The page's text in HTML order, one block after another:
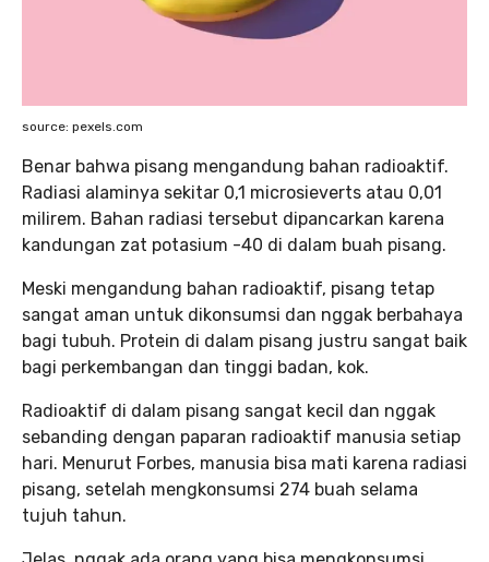
source: pexels.com
Benar bahwa pisang mengandung bahan radioaktif.
Radiasi alaminya sekitar 0,1 microsieverts atau 0,01
milirem. Bahan radiasi tersebut dipancarkan karena
kandungan zat potasium -40 di dalam buah pisang.
Meski mengandung bahan radioaktif, pisang tetap
sangat aman untuk dikonsumsi dan nggak berbahaya
bagi tubuh. Protein di dalam pisang justru sangat baik
bagi perkembangan dan tinggi badan, kok.
Radioaktif di dalam pisang sangat kecil dan nggak
sebanding dengan paparan radioaktif manusia setiap
hari. Menurut Forbes, manusia bisa mati karena radiasi
pisang, setelah mengkonsumsi 274 buah selama
tujuh tahun.